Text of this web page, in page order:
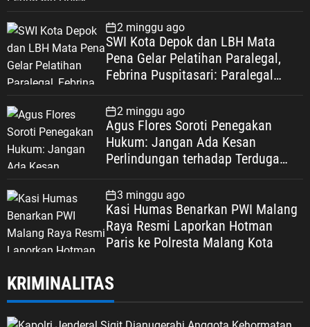
2 minggu ago
SWI Kota Depok dan LBH Mata
Pena Gelar Pelatihan Paralegal,
Febrina Puspitasari: Paralegal
Keadilan Warga Depok
2 minggu ago
Agus Flores Soroti Penegakan
Hukum: Jangan Ada Kesan
Perlindungan terhadap Terduga
Dipertaruhkan
3 minggu ago
Kasi Humas Benarkan PWI Malang
Raya Resmi Laporkan Hotman
Paris ke Polresta Malang Kota
KRIMINALITAS